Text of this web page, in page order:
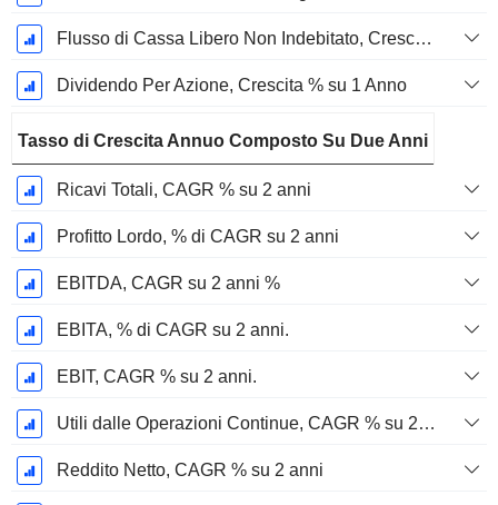
Flusso di Cassa Libero Non Indebitato, Crescita su 1 Anno %
Dividendo Per Azione, Crescita % su 1 Anno
Tasso di Crescita Annuo Composto Su Due Anni
Ricavi Totali, CAGR % su 2 anni
Profitto Lordo, % di CAGR su 2 anni
EBITDA, CAGR su 2 anni %
EBITA, % di CAGR su 2 anni.
EBIT, CAGR % su 2 anni.
Utili dalle Operazioni Continue, CAGR % su 2 anni
Reddito Netto, CAGR % su 2 anni